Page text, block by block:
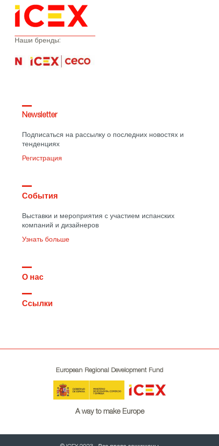
Наши бренды:
Newsletter
Подписаться на рассылку о последних новостях и
тенденциях
Регистрация
События
Выставки и мероприятия с участием испанских
компаний и дизайнеров
Узнать больше
О нас
Ссылки
European Regional Development Fund
A way to make Europe